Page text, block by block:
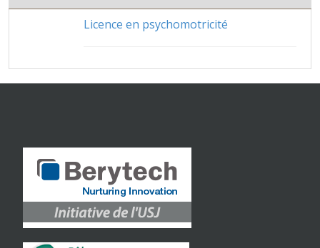
Licence en psychomotricité